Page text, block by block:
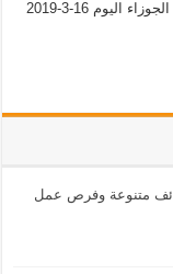
اليوم 16-3-2019,برج الجدي اليوم 16-3-2019 ,برج الجوزاء اليوم 16-3-2019
السعودية 2024 وظائف متنوعة وفرص عمل